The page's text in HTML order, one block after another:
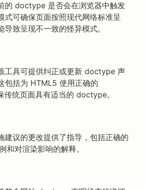
的 doctype 是否会在浏览器中触发
式可确保页面按照现代网络标准呈
导致呈现不一致的怪异模式。
工具可提供纠正或更新 doctype 声
包括为 HTML5 使用正确的
统页面具有适当的 doctype。
建议的更改提供了指导，包括正确的
对渲染影响的解释。